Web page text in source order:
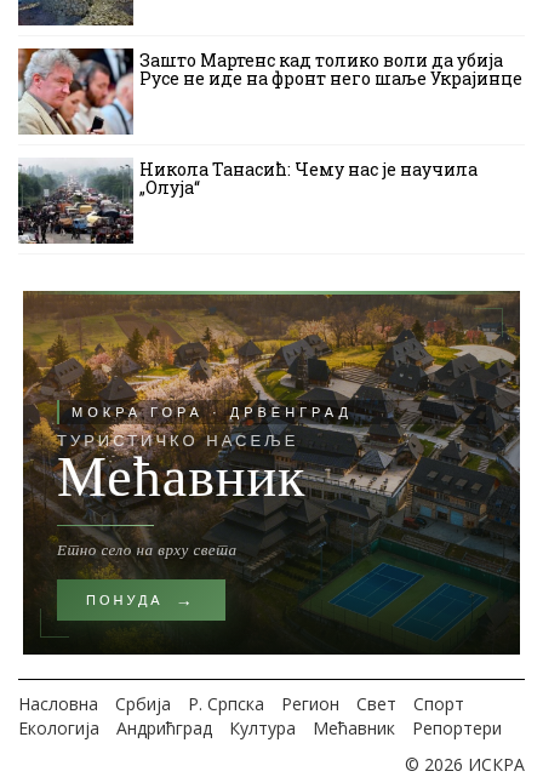
Зашто Мартенс кад толико воли да убија
Русе не иде на фронт него шаље Украјинце
Никола Танасић: Чему нас је научила
„Олуја“
Насловна Србија Р. Српска Регион Свет
Спорт
Екологија
Андрићград Култура Мећавник
Репортери
© 2026 ИСКРА